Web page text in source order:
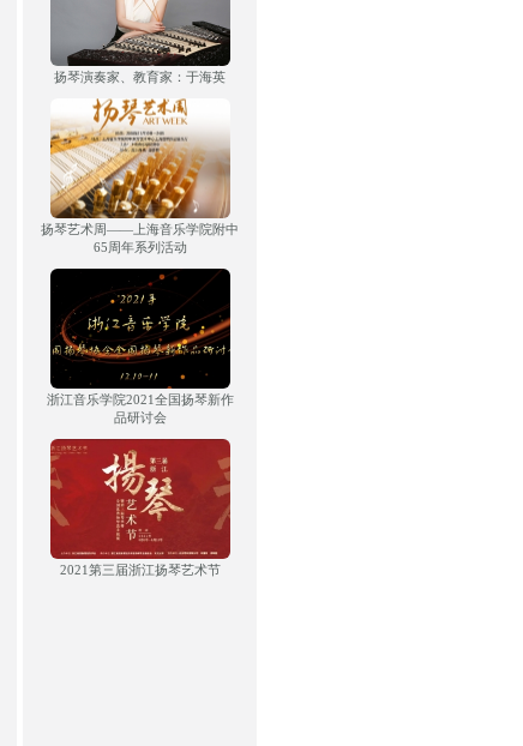
扬琴演奏家、教育家：于海英
扬琴艺术周——上海音乐学院附中
65周年系列活动
浙江音乐学院2021全国扬琴新作
品研讨会
2021第三届浙江扬琴艺术节